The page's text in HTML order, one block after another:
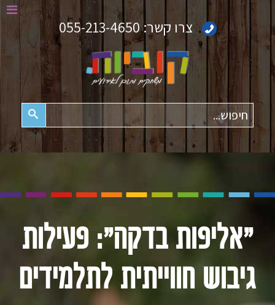
צרו קשר:055-213-4650
"אליפות בדקה": פעילות
גיבוש חווייתית לתלמידים